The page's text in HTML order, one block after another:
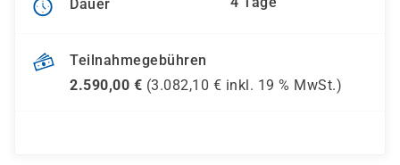
Dauer
Teilnahmegebühren
2.590,00 € (3.082,10 € inkl. 19 % MwSt.)